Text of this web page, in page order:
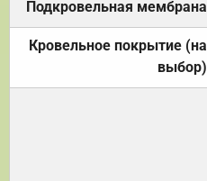
Подкровельная мембрана
Кровельное покрытие (на
выбор)